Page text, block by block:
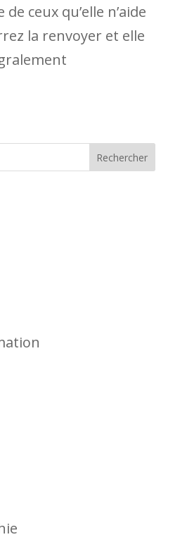
ceux qu’elle n’aide
la renvoyer et elle